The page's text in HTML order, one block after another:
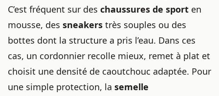
C’est fréquent sur des chaussures de sport en
mousse, des sneakers très souples ou des
bottes dont la structure a pris l’eau. Dans ces
cas, un cordonnier recolle mieux, remet à plat et
choisit une densité de caoutchouc adaptée. Pour
une simple protection, la semelle